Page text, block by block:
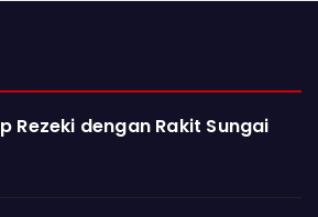
Rezeki dengan Rakit Sungai